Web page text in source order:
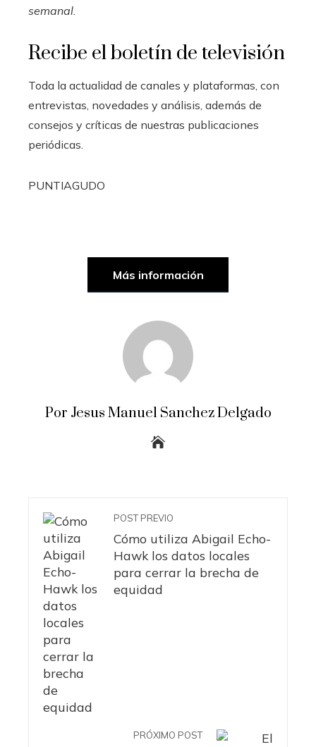
semanal.
Recibe el boletín de televisión
Toda la actualidad de canales y plataformas, con
entrevistas, novedades y análisis, además de
consejos y críticas de nuestras publicaciones
periódicas.
PUNTIAGUDO
Más información
Por Jesus Manuel Sanchez Delgado
POST PREVIO
Cómo utiliza Abigail Echo-
Hawk los datos locales
para cerrar la brecha de
equidad
PRÓXIMO POST